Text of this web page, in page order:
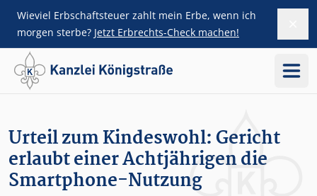
Wieviel Erbschaftsteuer zahlt mein Erbe, wenn ich
morgen sterbe? Jetzt Erbrechts-Check machen!
ZUM HAUPTINHALT SPRINGEN
SIDEBAR ÜBERSPRINGEN
Urteil zum Kindeswohl: Gericht
erlaubt einer Achtjährigen die
Smartphone-Nutzung